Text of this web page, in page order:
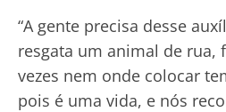
“A gente precisa desse
resgata um animal de rua,
vezes nem onde colocar
pois é uma vida, e nós